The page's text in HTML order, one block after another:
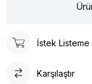
İstek Listeme
Karşılaştır